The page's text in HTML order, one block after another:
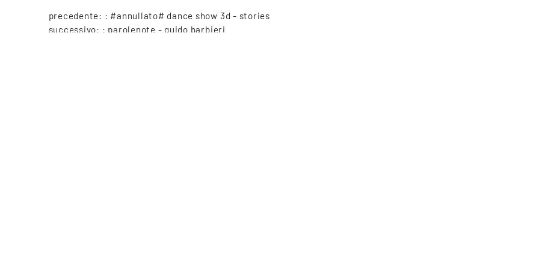
precedente: : #annullato# dance show 3d - stories
successivo: : parolenote - guido barbieri